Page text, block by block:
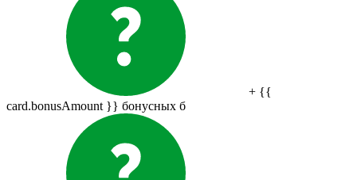
+ {{
card.bonusAmount }} бонусных б